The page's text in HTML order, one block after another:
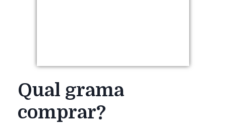
Qual grama
comprar?